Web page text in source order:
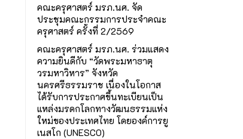
คณะครุศาสตร์ มรภ.นศ. จัด
ประชุมคณะกรรมการประจำคณะ
ครุศาสตร์ ครั้งที่ 2/2569
คณะครุศาสตร์ มรภ.นศ. ร่วมแสดง
ความยินดีกับ “วัดพระมหาธาตุ
วรมหาวิหาร” จังหวัด
นครศรีธรรมราช เนื่องในโอกาส
ได้รับการประกาศขึ้นทะเบียนเป็น
แหล่งมรดกโลกทางวัฒนธรรมแห่ง
ใหม่ของประเทศไทย โดยองค์การยู
เนสโก (UNESCO)